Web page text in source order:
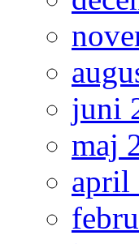
juni
maj
april